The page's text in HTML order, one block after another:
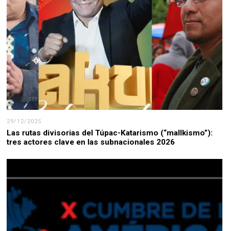
29/12/2025
Las rutas divisorias del Túpac-Katarismo (“mallkismo”):
tres actores clave en las subnacionales 2026